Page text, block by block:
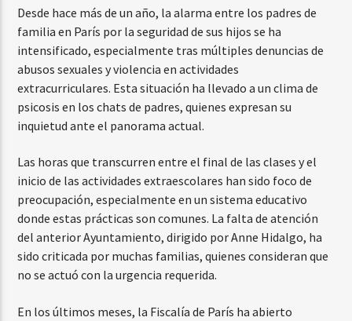
Desde hace más de un año, la alarma entre los padres de
familia en París por la seguridad de sus hijos se ha
intensificado, especialmente tras múltiples denuncias de
abusos sexuales y violencia en actividades
extracurriculares. Esta situación ha llevado a un clima de
psicosis en los chats de padres, quienes expresan su
inquietud ante el panorama actual.
Las horas que transcurren entre el final de las clases y el
inicio de las actividades extraescolares han sido foco de
preocupación, especialmente en un sistema educativo
donde estas prácticas son comunes. La falta de atención
del anterior Ayuntamiento, dirigido por Anne Hidalgo, ha
sido criticada por muchas familias, quienes consideran que
no se actuó con la urgencia requerida.
En los últimos meses, la Fiscalía de París ha abierto